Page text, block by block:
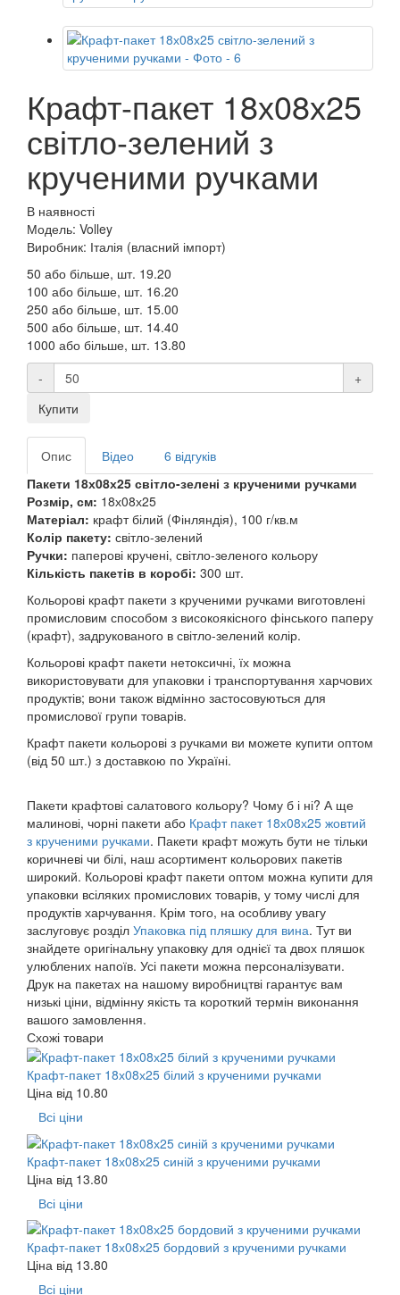
Крафт-пакет 18х08х25
світло-зелений з
крученими ручками
В наявності
Модель: Volley
Виробник: Італія (власний імпорт)
50 або більше, шт. 19.20
100 або більше, шт. 16.20
250 або більше, шт. 15.00
500 або більше, шт. 14.40
1000 або більше, шт. 13.80
-
+
Купити
Опис Відео
6 відгуків
Пакети 18х08х25 світло-зелені з крученими ручками
Розмір, см: 18х08х25
Матеріал: крафт білий (Фінляндія), 100 г/кв.м
Колір пакету: світло-зелений
Ручки: паперові кручені, світло-зеленого кольору
Кількість пакетів в коробі: 300 шт.
Кольорові крафт пакети з крученими ручками виготовлені
промисловим способом з високоякісного фінського паперу
(крафт), задрукованого в світло-зелений колір.
Кольорові крафт пакети нетоксичні, їх можна
використовувати для упаковки і транспортування харчових
продуктів; вони також відмінно застосовуються для
промислової групи товарів.
Крафт пакети кольорові з ручками ви можете купити оптом
(від 50 шт.) з доставкою по Україні.
Пакети крафтові салатового кольору? Чому б і ні? А ще
малинові, чорні пакети або Крафт пакет 18х08х25 жовтий
з крученими ручками. Пакети крафт можуть бути не тільки
коричневі чи білі, наш асортимент кольорових пакетів
широкий. Кольорові крафт пакети оптом можна купити для
упаковки всіляких промислових товарів, у тому числі для
продуктів харчування. Крім того, на особливу увагу
заслуговує розділ Упаковка під пляшку для вина. Тут ви
знайдете оригінальну упаковку для однієї та двох пляшок
улюблених напоїв. Усі пакети можна персоналізувати.
Друк на пакетах на нашому виробництві гарантує вам
низькі ціни, відмінну якість та короткий термін виконання
вашого замовлення.
Схожі товари
Крафт-пакет 18х08х25 білий з крученими ручками
Ціна від 10.80
Всі ціни
Крафт-пакет 18х08х25 синій з крученими ручками
Ціна від 13.80
Всі ціни
Крафт-пакет 18х08х25 бордовий з крученими ручками
Ціна від 13.80
Всі ціни